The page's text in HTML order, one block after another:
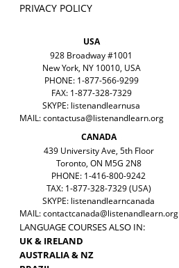
PRIVACY POLICY
USA
928 Broadway #1001
New York, NY 10010, USA
PHONE: 1-877-566-9299
FAX: 1-877-328-7329
SKYPE: listenandlearnusa
MAIL:contactusa@listenandlearn.org
CANADA
439 University Ave, 5th Floor
Toronto, ON M5G 2N8
PHONE: 1-416-800-9242
TAX: 1-877-328-7329 (USA)
SKYPE: listenandlearncanada
MAIL:contactcanada@listenandlearn.org
LANGUAGE COURSES ALSO IN:
UK & IRELAND
AUSTRALIA & NZ